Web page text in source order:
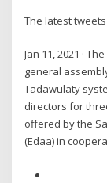
The latest
Jan 11, 2021 ·
general
Tadawulaty
directors for
offered by the
(Edaa) in